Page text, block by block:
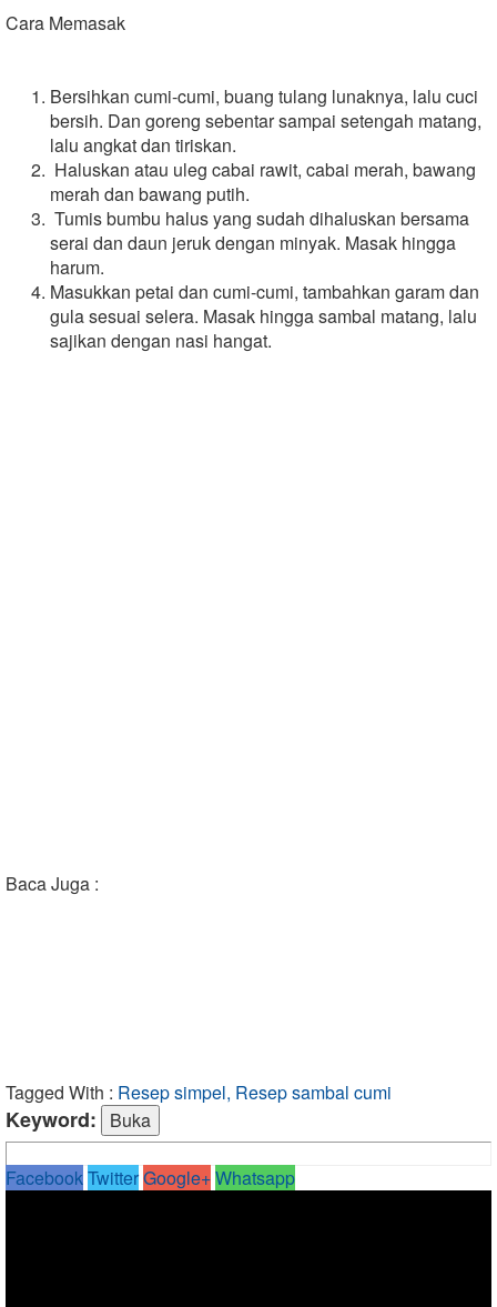
Cara Memasak
Bersihkan cumi-cumi, buang tulang lunaknya, lalu cuci
bersih. Dan goreng sebentar sampai setengah matang,
lalu angkat dan tiriskan.
Haluskan atau uleg cabai rawit, cabai merah, bawang
merah dan bawang putih.
Tumis bumbu halus yang sudah dihaluskan bersama
serai dan daun jeruk dengan minyak. Masak hingga
harum.
Masukkan petai dan cumi-cumi, tambahkan garam dan
gula sesuai selera. Masak hingga sambal matang, lalu
sajikan dengan nasi hangat.
Baca Juga :
Tagged With : Resep simpel, Resep sambal cumi
Keyword:
FacebookTwitterGoogle+Whatsapp